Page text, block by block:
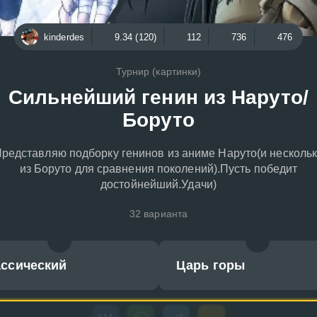
kinderdes 9.34 (120) 112 736 476
Турнир (картинки)
Сильнейший генин из Наруто/
Боруто
подборку генинов из аниме Наруто(и
из Боруто для сравнения поколений).Пусть победит
достойнейший.Удачи)
32 варианта
Царь горы